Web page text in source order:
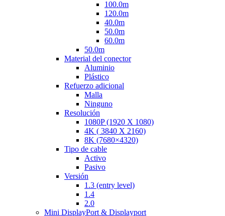
100.0m
120.0m
40.0m
50.0m
60.0m
50.0m
Material del conector
Aluminio
Plástico
Refuerzo adicional
Malla
Ninguno
Resolución
1080P (1920 X 1080)
4K ( 3840 X 2160)
8K (7680×4320)
Tipo de cable
Activo
Pasivo
Versión
1.3 (entry level)
1.4
2.0
Mini DisplayPort & Displayport